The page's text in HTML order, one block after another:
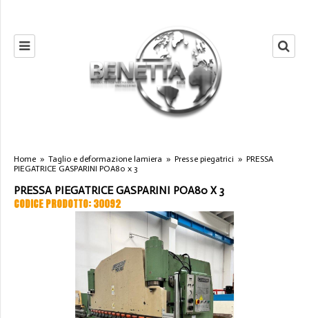
Home » Taglio e deformazione lamiera » Presse piegatrici » PRESSA
PIEGATRICE GASPARINI POA80 x 3
PRESSA PIEGATRICE GASPARINI POA80 X 3
CODICE PRODOTTO: 30092